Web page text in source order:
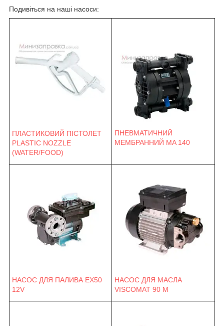
Подивіться на наші насоси:
ПЛАСТИКОВИЙ ПІСТОЛЕТ
PLASTIC NOZZLE
(WATER/FOOD)
ПНЕВМАТИЧНИЙ
МЕМБРАННИЙ MA 140
НАСОС ДЛЯ ПАЛИВА EX50
12V
НАСОС ДЛЯ МАСЛА
VISCOMAT 90 M